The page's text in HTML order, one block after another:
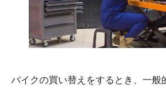
バイクの買い替えをするとき、一般